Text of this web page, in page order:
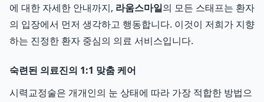
에 대한 자세한 안내까지, 라움스마일의 모든 스태프는 환자
의 입장에서 먼저 생각하고 행동합니다. 이것이 저희가 지향
하는 진정한 환자 중심의 의료 서비스입니다.
숙련된 의료진의 1:1 맞춤 케어
시력교정술은 개개인의 눈 상태에 따라 가장 적합한 방법으